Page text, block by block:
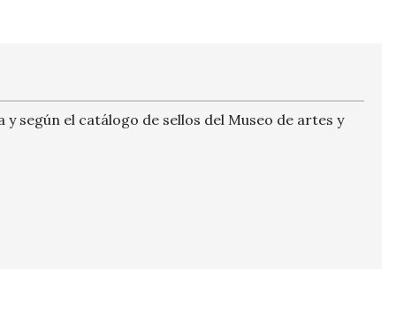
según el catálogo de sellos del Museo de artes y